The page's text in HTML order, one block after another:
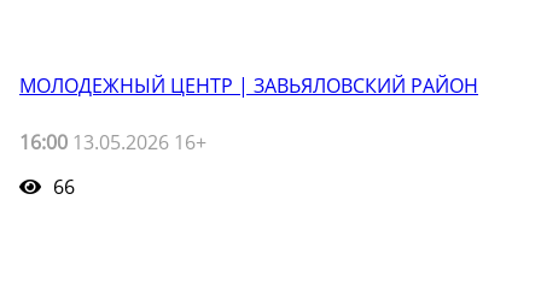
МОЛОДЕЖНЫЙ ЦЕНТР | ЗАВЬЯЛОВСКИЙ РАЙОН
16:00 13.05.2026 16+
66